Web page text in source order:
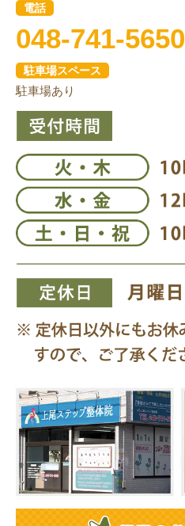
電話
048-741-5650
駐車場スペース
駐車場あり